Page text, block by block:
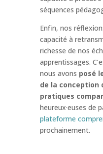
séquences
Enfin, nos
capacité à
richesse de nos
apprentissages.
nous avons posé
de la conception
pratiques
heureux·euses de
plateforme
prochainement.